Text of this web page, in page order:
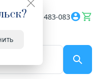
? 8182 483-083